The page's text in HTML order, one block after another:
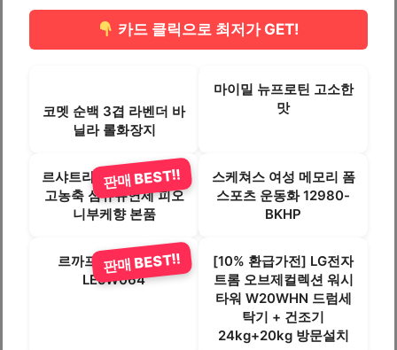
카드 클릭으로 최저가 GET!
코멧 순백 3겹 라벤더 바
닐라 롤화장지
마이밀 뉴프로틴 고소한
맛
르샤트라1802 인퓨전 초
고농축 섬유유연제 피오
니부케향 본품
판매 BEST!!
스케쳐스 여성 메모리 폼
스포츠 운동화 12980-
BKHP
르까프 웜핏 방한화
LE5W064
판매 BEST!!
[10% 환급가전] LG전자
트롬 오브제컬렉션 워시
타워 W20WHN 드럼세
탁기 + 건조기
24kg+20kg 방문설치